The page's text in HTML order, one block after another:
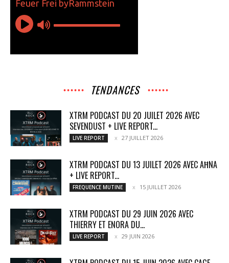
TENDANCES
XTRM PODCAST DU 20 JUILET 2026 AVEC
SEVENDUST + LIVE REPORT...
LIVE REPORT 27 JUILLET 2026
XTRM PODCAST DU 13 JUILET 2026 AVEC AĦNA
+ LIVE REPORT...
FREQUENCE MUTINE 15 JUILLET 2026
XTRM PODCAST DU 29 JUIN 2026 AVEC
THIERRY ET ENORA DU...
LIVE REPORT 29 JUIN 2026